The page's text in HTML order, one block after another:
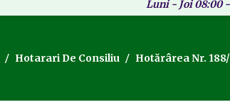
Luni - Joi 08:00
Hotarari De Consiliu Hotărârea Nr.